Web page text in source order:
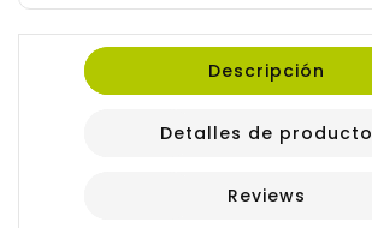
Descripción
Detalles de producto
Reviews